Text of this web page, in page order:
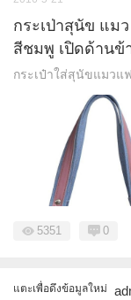
กระเป่าสุนัข แม
สีชมพู เปิดด้านข้
กระเป๋าใส่สุนัขแมวแ
5351 0
แตะเพื่อดึงข้อมูลใหม่